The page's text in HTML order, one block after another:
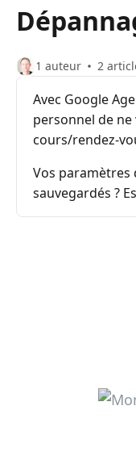
1 auteur 2
Avec Google
personnel de
cours/rendez-
Vos paramètres
sauvegardés ?